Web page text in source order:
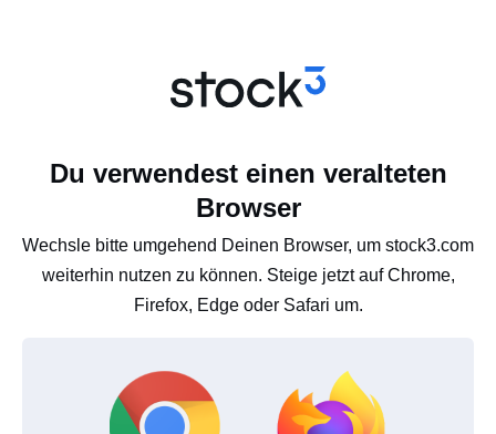
Du verwendest einen veralteten
Browser
Wechsle bitte umgehend Deinen Browser, um stock3.com
weiterhin nutzen zu können. Steige jetzt auf Chrome,
Firefox, Edge oder Safari um.